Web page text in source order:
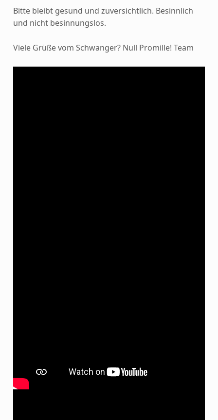
Bitte bleibt gesund und zuversichtlich. Besinnlich
und nicht besinnungslos.
Viele Grüße vom Schwanger? Null Promille! Team